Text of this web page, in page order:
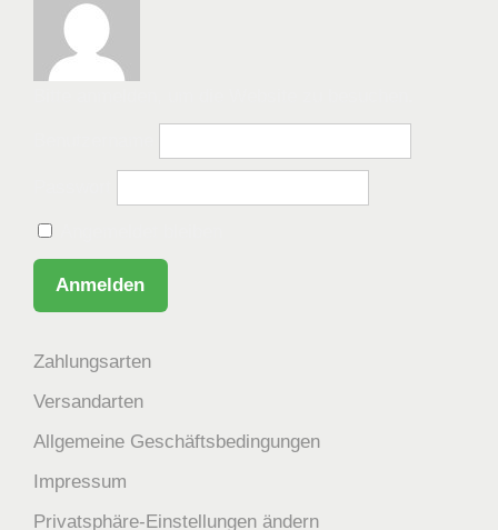
Zahlungsarten
Versandarten
Allgemeine Geschäftsbedingungen
Impressum
Privatsphäre-Einstellungen ändern